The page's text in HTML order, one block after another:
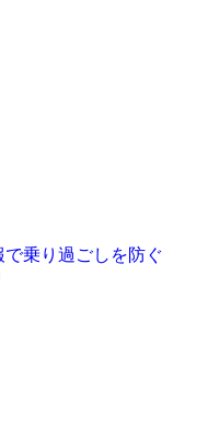
乗り過ごしを防ぐ